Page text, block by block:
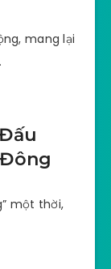
mang lại
một thời,